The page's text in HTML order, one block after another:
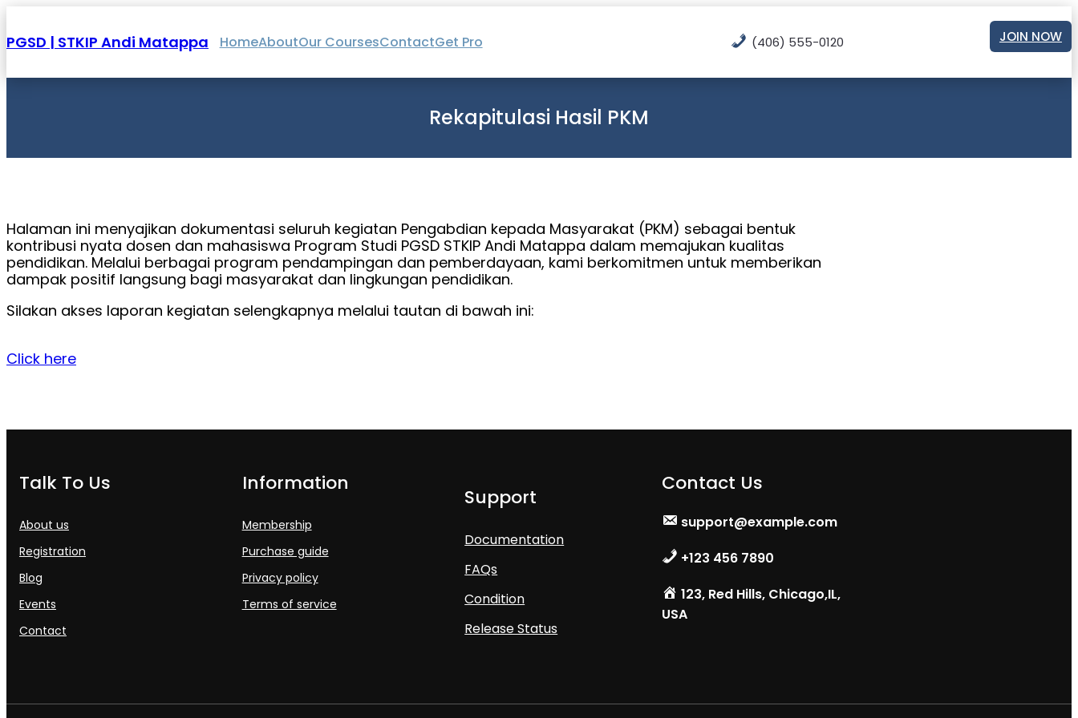
content
PGSD | STKIP Andi Matappa HomeAboutOur CoursesContactGet Pro (406) 555-0120 JOIN NOW
Rekapitulasi Hasil PKM
Halaman ini menyajikan dokumentasi seluruh kegiatan Pengabdian kepada Masyarakat (PKM) sebagai bentuk
kontribusi nyata dosen dan mahasiswa Program Studi PGSD STKIP Andi Matappa dalam memajukan kualitas
pendidikan. Melalui berbagai program pendampingan dan pemberdayaan, kami berkomitmen untuk memberikan
dampak positif langsung bagi masyarakat dan lingkungan pendidikan.
Silakan akses laporan kegiatan selengkapnya melalui tautan di bawah ini:
Click here
Talk To Us
About us
Registration
Blog
Events
Contact
Information
Membership
Purchase guide
Privacy policy
Terms of service
Support
Documentation
FAQs
Condition
Release Status
Contact Us
support@example.com
+123 456 7890
123, Red Hills, Chicago,IL,
USA